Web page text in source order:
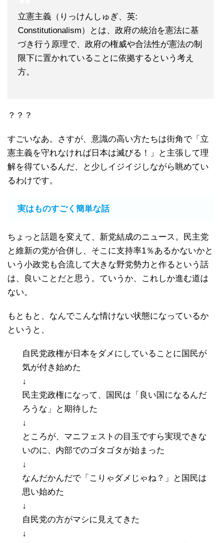
立憲主義（りっけんしゅぎ、英:
Constitutionalism）とは、政府の統治を憲法に基
づき行う原理で、政府の権威や合法性が憲法の制
限下に置かれていることに依拠するという考え
方。
？？？
すごいなあ。さすが、意識の高い方たちは街角で「立
憲主義を守れなければ日本は滅びる！」と主張して理
解を得ているんだ、と少しイジイジしながら眺めてい
るわけです。
実はものすごく簡単な話
ちょっと話題を変えて、新党結成のニュース。民主党
と維新の党が合併し、そこに支持率1％あるかないかと
いう小政党も合流して大きな野党勢力と作るという話
は、良いことだと思う。ていうか、これしか進む道は
ない。
もともと、なんでこんな情けない状態になっているか
というと、
自民党政権が日本をダメにしていることに国民が
気が付き始めた
↓
民主党政権になって、国民は「良い国になるんだ
ろうな」と期待した
↓
ところが、マニフェストの目玉ですら実現できな
いのに、内部でのゴタゴタが始まった
↓
なんだかんだで「こりゃダメじゃね？」と国民は
思い始めた
↓
自民党の方がマシに見えてきた
↓